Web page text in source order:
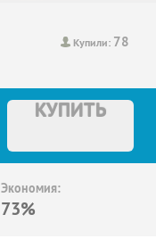
Купили: 78
КУПИТЬ
Экономия:
73%